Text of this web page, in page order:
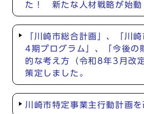
た！ 新たな人材戦略が始動
「川崎市総合計画」、「川
4期プログラム」、「今後の
的な考え方（令和8年3月改
策定しました。
川崎市特定事業主行動計画